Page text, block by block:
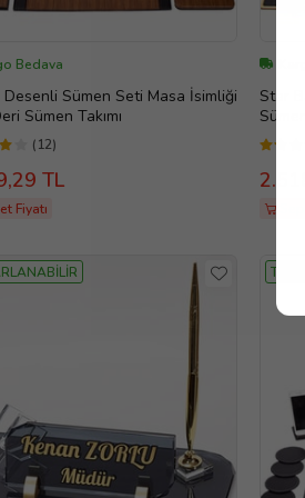
Bedava
Sümen Seti Masa İsimliği
Sümen Takımı
(12)
TL
Fiyatı
Star
İsimliği